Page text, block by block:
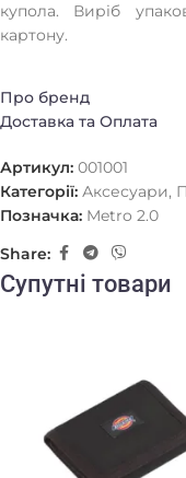
купола. Виріб
картону.
Про бренд
Доставка та Оплата
Артикул: 001001
Категорії: Аксесуари,
Позначка: Metro 2.0
Share:
Супутні товари